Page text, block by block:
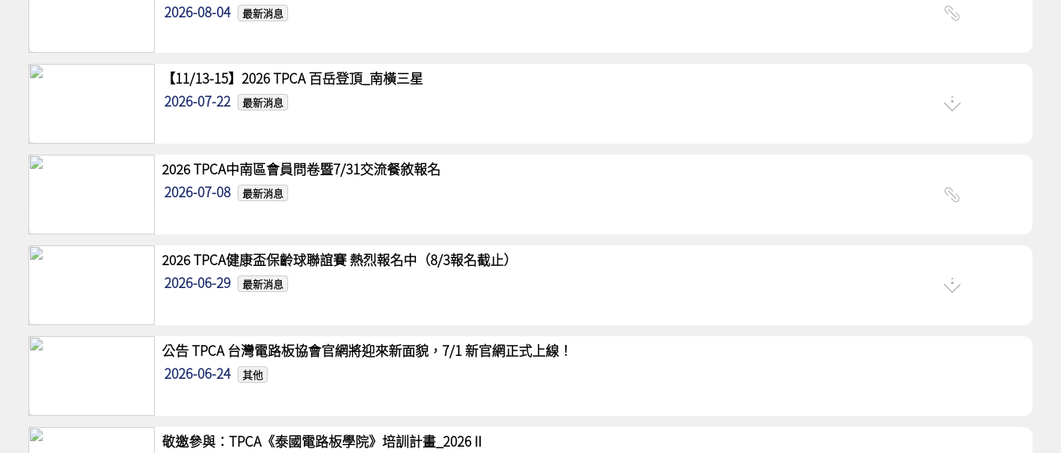
2026-08-04 最新消息
【11/13-15】2026 TPCA 百岳登頂_南橫三星
2026-07-22
最新消息
2026 TPCA中南區會員問卷暨7/31交流餐敘報名
2026-07-08
最新消息
2026 TPCA健康盃保齡球聯誼賽 熱烈報名中（8/3報名截止）
2026-06-29
最新消息
公告 TPCA 台灣電路板協會官網將迎來新面貌，7/1 新官網正式上線！
2026-06-24
其他
敬邀參與：TPCA《泰國電路板學院》培訓計畫_2026Ⅱ